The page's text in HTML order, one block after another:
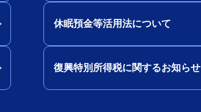
休眠預金等活用法について
復興特別所得税に関するお知らせ